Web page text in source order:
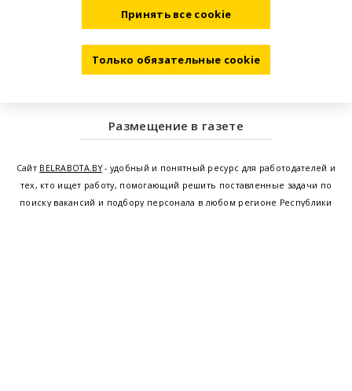
Размещение в газете
Сайт BELRABOTA.BY- удобный и понятный ресурс для работодателей и
тех, кто ищет работу, помогающий решить поставленные задачи по
поиску вакансий и подбору персонала в любом регионе Республики
Принять все cookie
Только обязательные cookie